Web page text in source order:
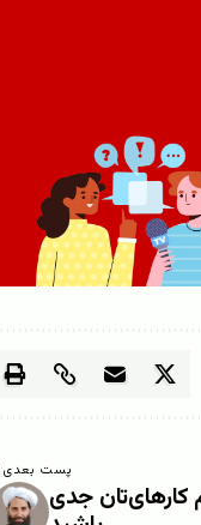
پست بعدی
کارهای‌تان جدی